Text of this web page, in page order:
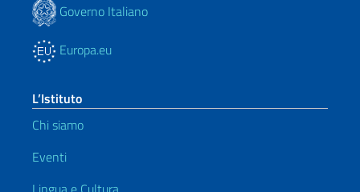
Governo Italiano
Europa.eu
L’Istituto
Chi siamo
Eventi